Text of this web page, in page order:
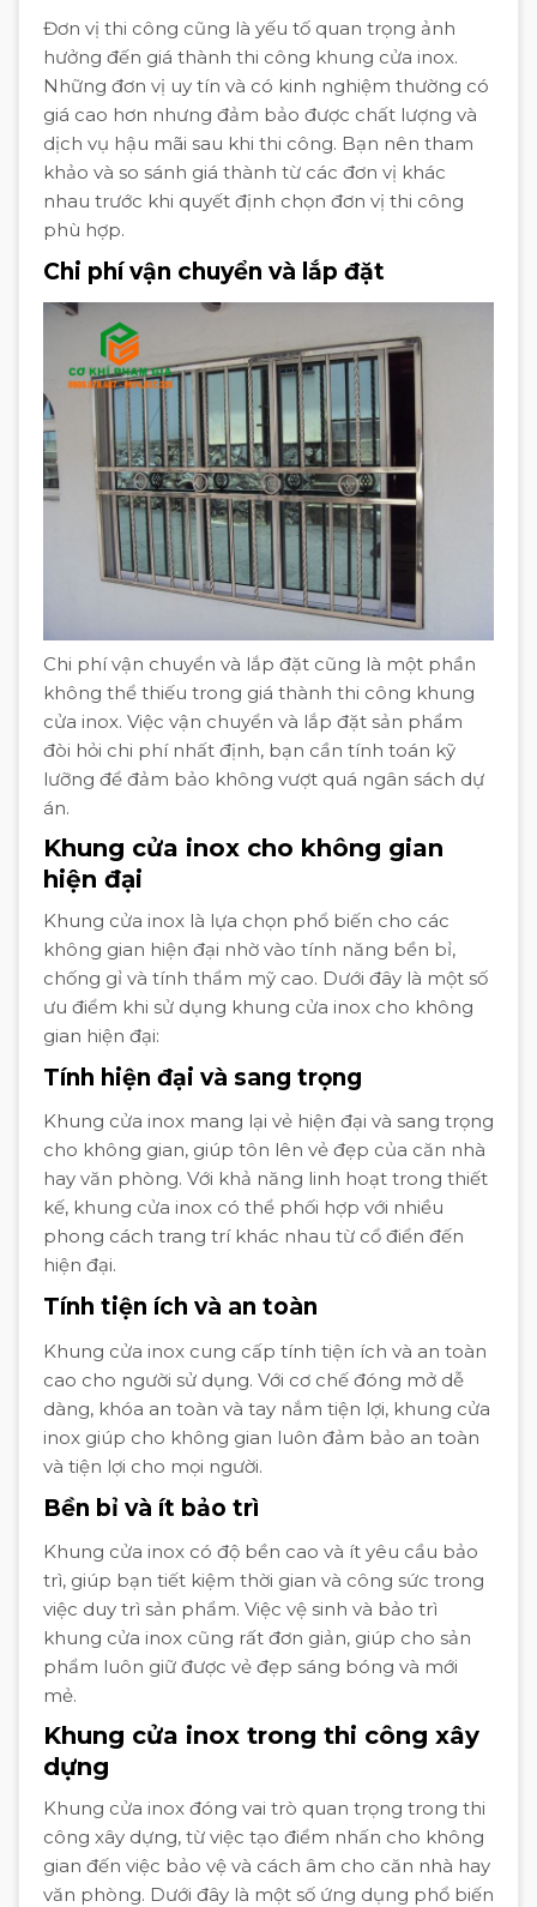
Đơn vị thi công cũng là yếu tố quan trọng ảnh
hưởng đến giá thành thi công khung cửa inox.
Những đơn vị uy tín và có kinh nghiệm thường có
giá cao hơn nhưng đảm bảo được chất lượng và
dịch vụ hậu mãi sau khi thi công. Bạn nên tham
khảo và so sánh giá thành từ các đơn vị khác
nhau trước khi quyết định chọn đơn vị thi công
phù hợp.
Chi phí vận chuyển và lắp đặt
Chi phí vận chuyển và lắp đặt cũng là một phần
không thể thiếu trong giá thành thi công khung
cửa inox. Việc vận chuyển và lắp đặt sản phẩm
đòi hỏi chi phí nhất định, bạn cần tính toán kỹ
lưỡng để đảm bảo không vượt quá ngân sách dự
án.
Khung cửa inox cho không gian
hiện đại
Khung cửa inox là lựa chọn phổ biến cho các
không gian hiện đại nhờ vào tính năng bền bỉ,
chống gỉ và tính thẩm mỹ cao. Dưới đây là một số
ưu điểm khi sử dụng khung cửa inox cho không
gian hiện đại:
Tính hiện đại và sang trọng
Khung cửa inox mang lại vẻ hiện đại và sang trọng
cho không gian, giúp tôn lên vẻ đẹp của căn nhà
hay văn phòng. Với khả năng linh hoạt trong thiết
kế, khung cửa inox có thể phối hợp với nhiều
phong cách trang trí khác nhau từ cổ điển đến
hiện đại.
Tính tiện ích và an toàn
Khung cửa inox cung cấp tính tiện ích và an toàn
cao cho người sử dụng. Với cơ chế đóng mở dễ
dàng, khóa an toàn và tay nắm tiện lợi, khung cửa
inox giúp cho không gian luôn đảm bảo an toàn
và tiện lợi cho mọi người.
Bền bỉ và ít bảo trì
Khung cửa inox có độ bền cao và ít yêu cầu bảo
trì, giúp bạn tiết kiệm thời gian và công sức trong
việc duy trì sản phẩm. Việc vệ sinh và bảo trì
khung cửa inox cũng rất đơn giản, giúp cho sản
phẩm luôn giữ được vẻ đẹp sáng bóng và mới
mẻ.
Khung cửa inox trong thi công xây
dựng
Khung cửa inox đóng vai trò quan trọng trong thi
công xây dựng, từ việc tạo điểm nhấn cho không
gian đến việc bảo vệ và cách âm cho căn nhà hay
văn phòng. Dưới đây là một số ứng dụng phổ biến